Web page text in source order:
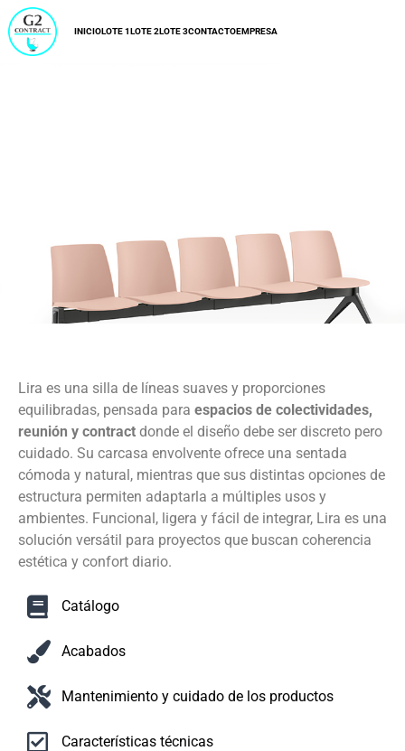
INICIOLOTE 1 LOTE 2LOTE 3CONTACTOEMPRESA
Lira es una silla de líneas suaves y proporciones
equilibradas, pensada para espacios de colectividades,
reunión y contract donde el diseño debe ser discreto pero
cuidado. Su carcasa envolvente ofrece una sentada
cómoda y natural, mientras que sus distintas opciones de
estructura permiten adaptarla a múltiples usos y
ambientes. Funcional, ligera y fácil de integrar, Lira es una
solución versátil para proyectos que buscan coherencia
estética y confort diario.
Catálogo
Acabados
Mantenimiento y cuidado de los productos
Características técnicas